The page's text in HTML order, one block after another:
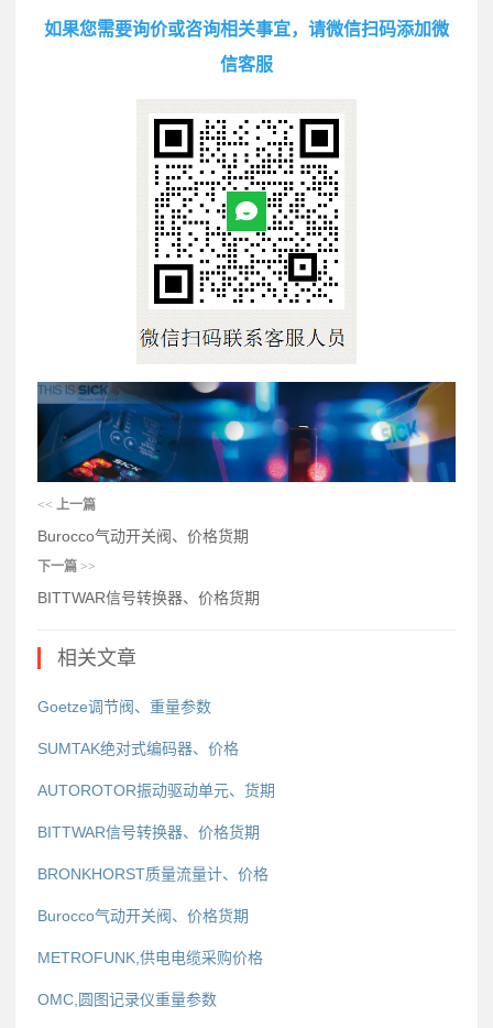
如果您需要询价或咨询相关事宜，请微信扫码添加微
信客服
<< 上一篇
Burocco气动开关阀、价格货期
下一篇 >>
BITTWAR信号转换器、价格货期
相关文章
Goetze调节阀、重量参数
SUMTAK绝对式编码器、价格
AUTOROTOR振动驱动单元、货期
BITTWAR信号转换器、价格货期
BRONKHORST质量流量计、价格
Burocco气动开关阀、价格货期
METROFUNK,供电电缆采购价格
OMC,圆图记录仪重量参数